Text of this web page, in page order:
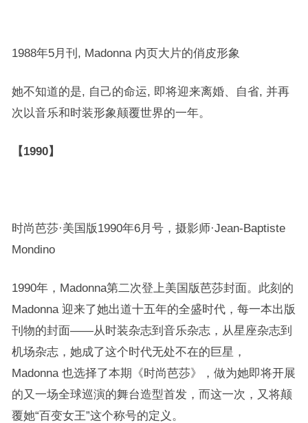
1988年5月刊, Madonna 内页大片的俏皮形象
她不知道的是, 自己的命运, 即将迎来离婚、自省, 并再
次以音乐和时装形象颠覆世界的一年。
【1990】
时尚芭莎·美国版1990年6月号，摄影师·Jean-Baptiste
Mondino
1990年，Madonna第二次登上美国版芭莎封面。此刻的
Madonna 迎来了她出道十五年的全盛时代，每一本出版
刊物的封面——从时装杂志到音乐杂志，从星座杂志到
机场杂志，她成了这个时代无处不在的巨星，
Madonna 也选择了本期《时尚芭莎》，做为她即将开展
的又一场全球巡演的舞台造型首发，而这一次，又将颠
覆她“百变女王”这个称号的定义。